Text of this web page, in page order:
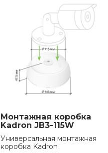
Монтажная коробка
Kadron JB3-115W
Универсальная монтажная
коробка Kadron